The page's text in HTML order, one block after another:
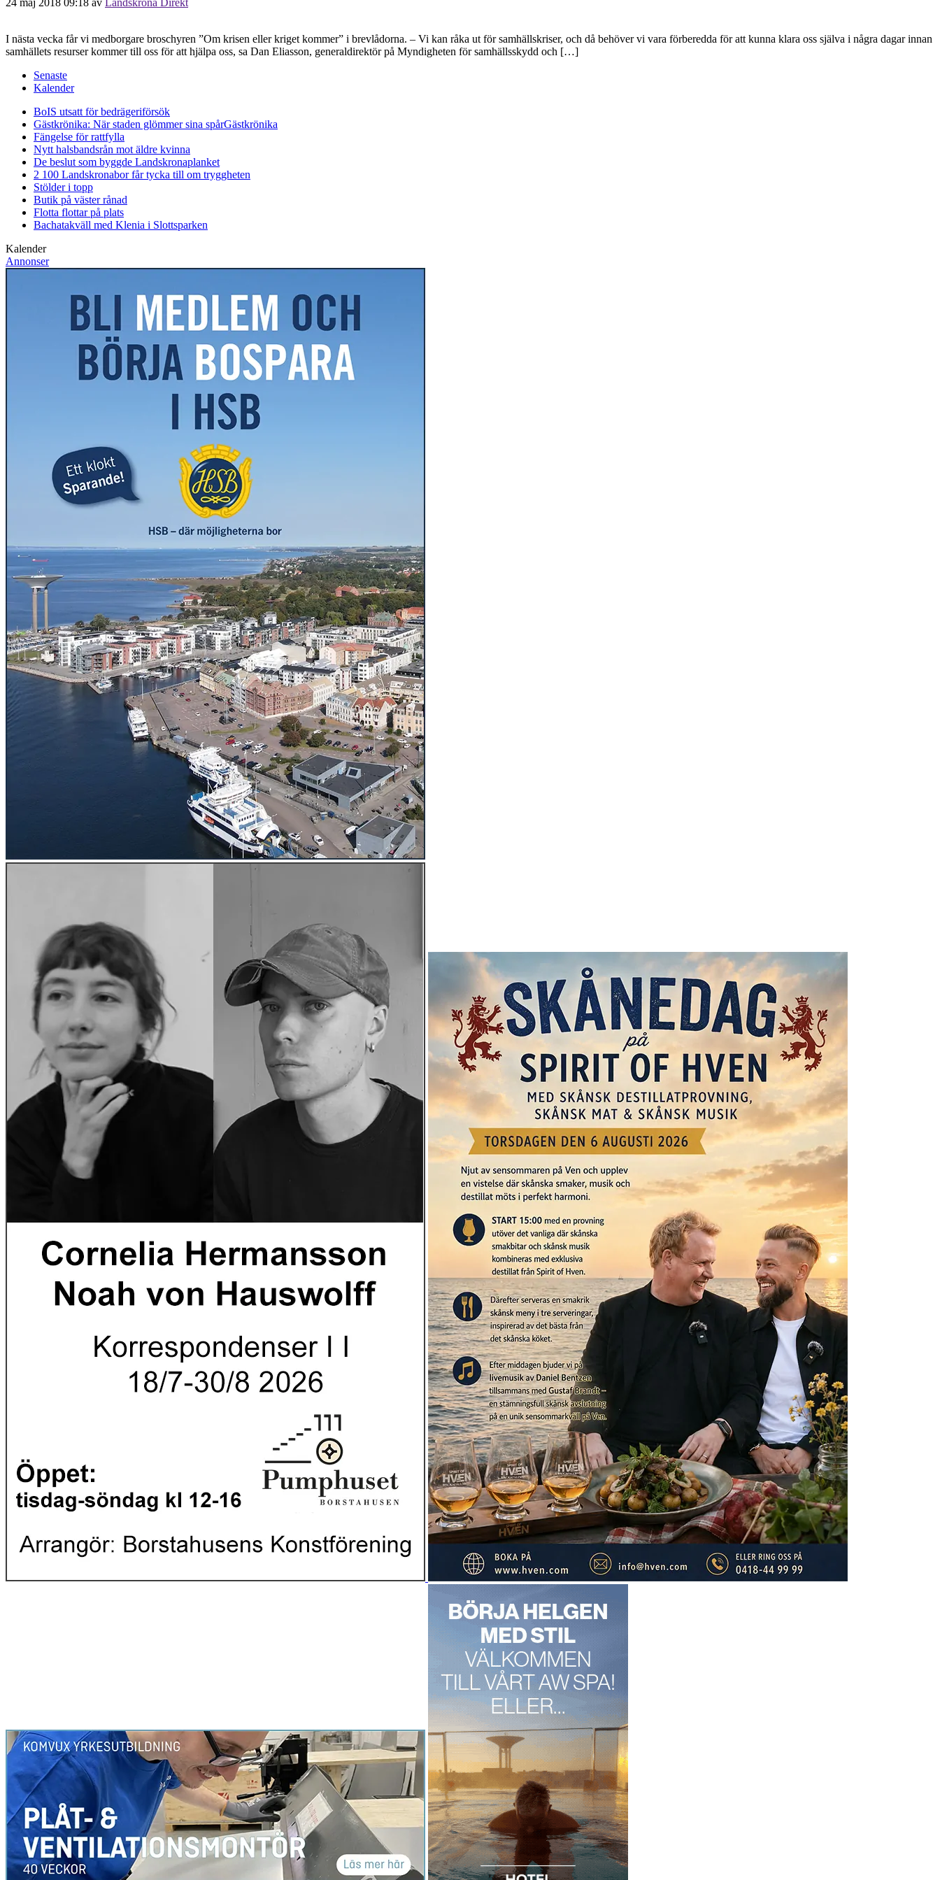
I nästa vecka får vi medborgare broschyren ”Om krisen eller kriget kommer” i brevlådorna. – Vi kan råka ut för samhällskriser, och då behöver vi vara förberedda för att kunna klara oss själva i några dagar innan
samhällets resurser kommer till oss för att hjälpa oss, sa Dan Eliasson, generaldirektör på Myndigheten för samhällsskydd och […]
Senaste
Kalender
BoIS utsatt för bedrägeriförsök
Gästkrönika: När staden glömmer sina spårGästkrönika
Fängelse för rattfylla
Nytt halsbandsrån mot äldre kvinna
De beslut som byggde Landskronaplanket
2 100 Landskronabor får tycka till om tryggheten
Stölder i topp
Butik på väster rånad
Flotta flottar på plats
Bachatakväll med Klenia i Slottsparken
Kalender
Annonser